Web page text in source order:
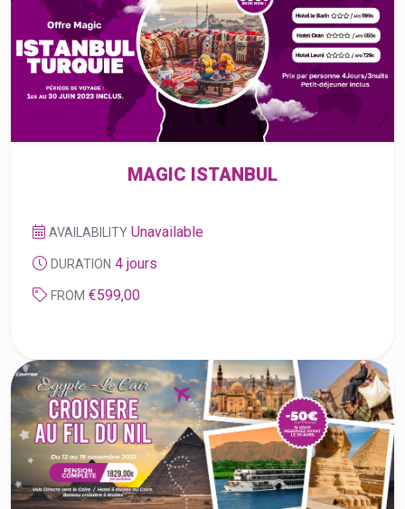
MAGIC ISTANBUL
AVAILABILITY Unavailable
DURATION 4 jours
L’EGYPTE AU FIL DU NIL
AVAILABILITY Unavailable
DURATION 8 jours